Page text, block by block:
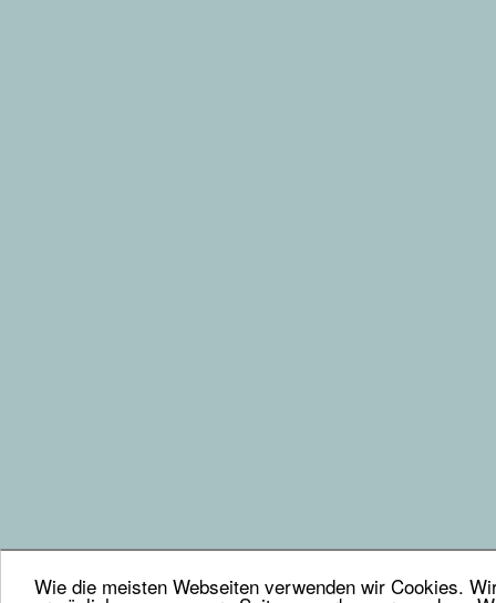
Wie die meisten Webseiten verwenden wir Cookies.